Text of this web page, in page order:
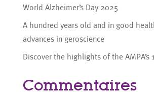
World Alzheimer’s Day 2025
A hundred years old and in good
advances in geroscience
Discover the highlights of the AMPA’s
Commentaires